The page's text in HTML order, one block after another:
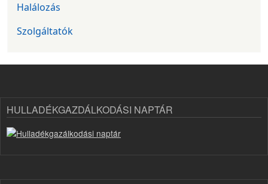
Halálozás
Szolgáltatók
HULLADÉKGAZDÁLKODÁSI NAPTÁR